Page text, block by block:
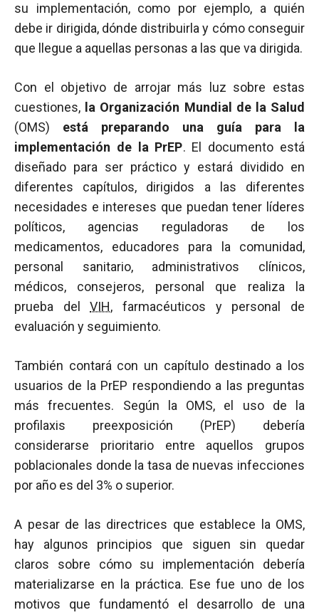
su implementación, como por ejemplo, a quién
debe ir dirigida, dónde distribuirla y cómo conseguir
que llegue a aquellas personas a las que va dirigida.
Con el objetivo de arrojar más luz sobre estas
cuestiones, la Organización Mundial de la Salud
(OMS) está preparando una guía para la
implementación de la PrEP. El documento está
diseñado para ser práctico y estará dividido en
diferentes capítulos, dirigidos a las diferentes
necesidades e intereses que puedan tener líderes
políticos, agencias reguladoras de los
medicamentos, educadores para la comunidad,
personal sanitario, administrativos clínicos,
médicos, consejeros, personal que realiza la
prueba delVIH, farmacéuticos y personal de
evaluación y seguimiento.
También contará con un capítulo destinado a los
usuarios de la PrEP respondiendo a las preguntas
más frecuentes. Según la OMS, el uso de la
profilaxis preexposición (PrEP) debería
considerarse prioritario entre aquellos grupos
poblacionales donde la tasa de nuevas infecciones
por año es del 3% o superior.
A pesar de las directrices que establece la OMS,
hay algunos principios que siguen sin quedar
claros sobre cómo su implementación debería
materializarse en la práctica. Ese fue uno de los
motivos que fundamentó el desarrollo de una